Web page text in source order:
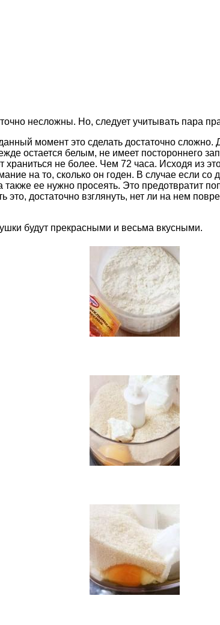
несложны. Но, следует учитывать пара
момент это сделать достаточно сложно.
остается белым, не имеет постороннего
не более. Чем 72 часа. Исходя из
на то, сколько он годен. В случае если со
ее нужно просеять. Это предотвратит
достаточно взглянуть, нет ли на нем
будут прекрасными и весьма вкусными.